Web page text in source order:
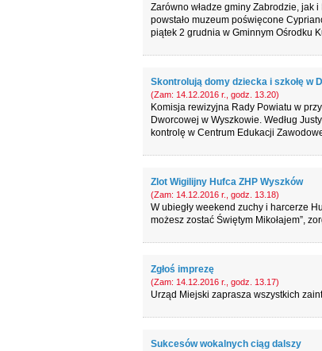
Zarówno władze gminy Zabrodzie, jak
powstało muzeum poświęcone
piątek 2 grudnia w Gminnym Ośrodku
Skontrolują domy dziecka i szkołę w
(Zam: 14.12.2016 r., godz. 13.20)
Komisja rewizyjna Rady Powiatu w
Dworcowej w Wyszkowie. Według
kontrolę w Centrum Edukacji
Zlot Wigilijny Hufca ZHP Wyszków
(Zam: 14.12.2016 r., godz. 13.18)
W ubiegły weekend zuchy i harcerze
możesz zostać Świętym Mikołajem”,
Zgłoś imprezę
(Zam: 14.12.2016 r., godz. 13.17)
Urząd Miejski zaprasza wszystkich
Sukcesów wokalnych ciąg dalszy